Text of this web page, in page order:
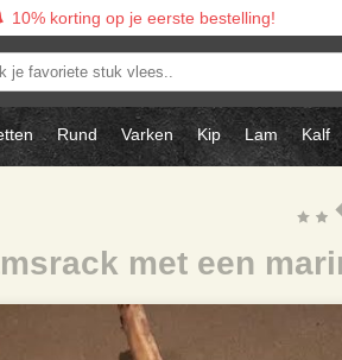
10% korting op je eerste bestelling!
Rund Varken Kip Lam Kalf
de oven met een